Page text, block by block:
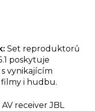
Set reproduktorů
poskytuje
vynikajícím
i hudbu.
AV receiver JBL